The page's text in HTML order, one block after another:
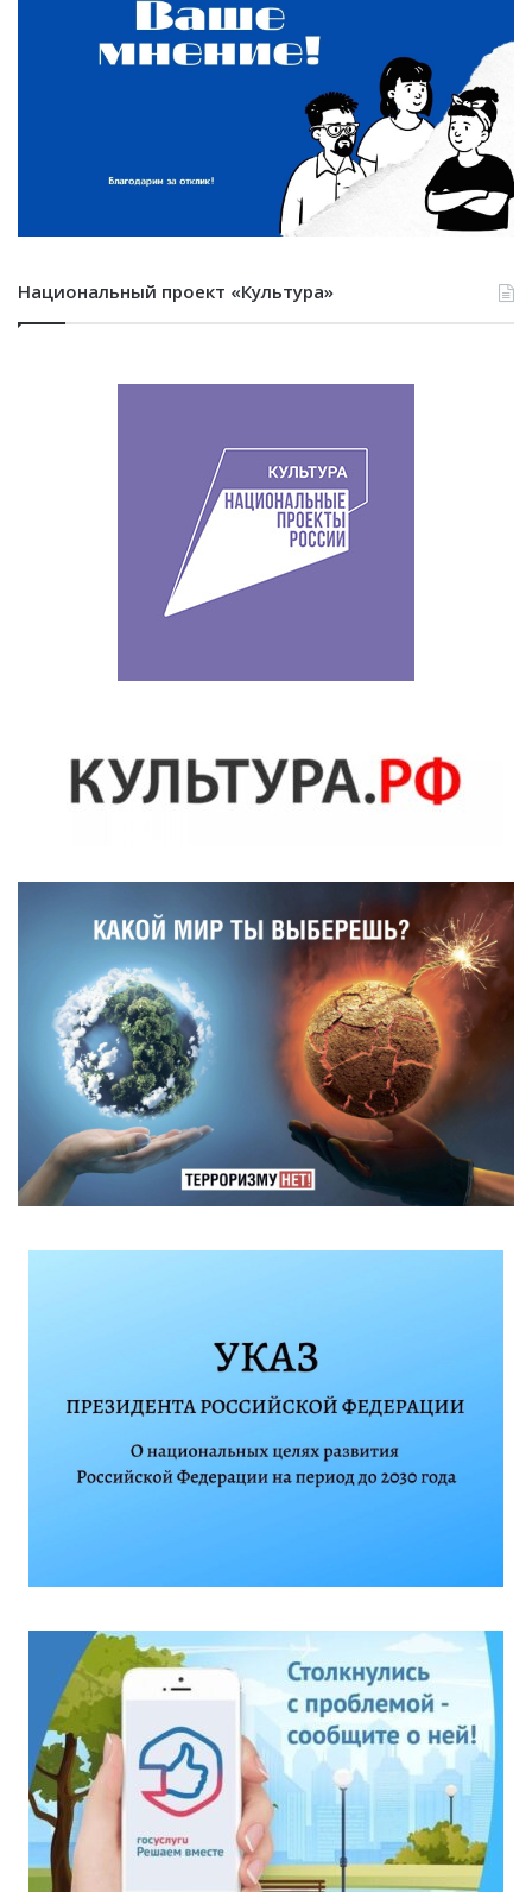
Национальный проект «Культура»